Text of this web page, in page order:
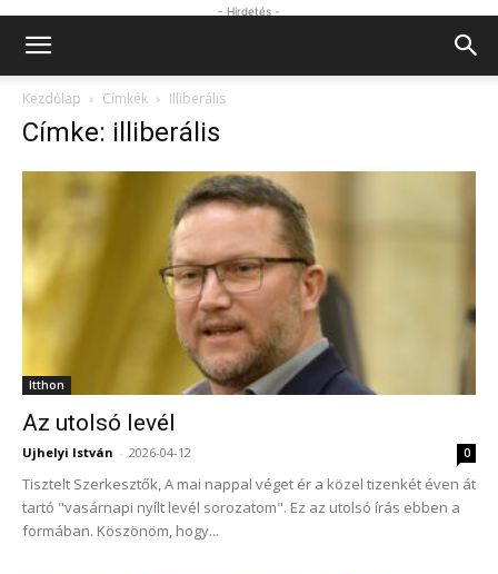
- Hirdetés -
Kezdőlap Címkék Illiberális
Címke: illiberális
Itthon
Az utolsó levél
Ujhelyi István - 2026-04-12 0
Tisztelt Szerkesztők, A mai nappal véget ér a közel tizenkét éven át
tartó "vasárnapi nyílt levél sorozatom". Ez az utolsó írás ebben a
formában. Köszönöm, hogy...